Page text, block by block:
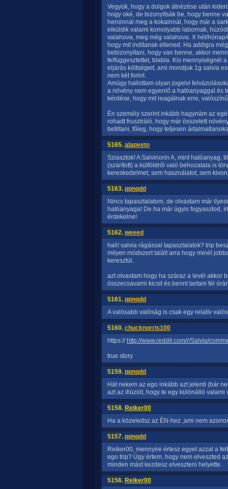
Vegyük, hogy a dolgok átnézése után
hogy oké, de bizonyítsák be, hogy benne
heroinnál meg a kokainnál, hogy már a
elküldik valami komolyabb labornak,
valahova, meg még valahova. X hét/
hogy mit indítanak ellened. Ha addigra
bebizonyítani, hogy van benne, akkor
felfüggesztettet, blabla. Kis mennyiségnél
eljárás költségeit, ami mondjuk 1g salvia
nem két forint.
Amúgy hallottam olyan jogelvi
a növény nem egyenlő a hatóanyaggal és
kérdése, hogy mit reagálnak erre,
Én személy szerint inkább hagynám az
rohadt frusztráló, hogy már összetett
betiltani, főleg, hogy teljesen
5165. alapveto
Sziasztok! A Salvinorin A, mint hatóanyag,
(szárított) a külföldről való behozatala is
kereskedelmet, sem használatot, sem
5163. ppnqdd
Nincs tapasztalatom, de olvastam már
hatóanyaga! De ha már úgyis fogyasztod,
érdekelne!
5162. weeed
hali! salvia rágással tapasztalatok? trip
milyen módszert talált arra hogy minél
keresztül.
azt olvastam hogy ha száraz a levél akkor
összecsavarni kicsit és bennt tartani fél
5161. ppnqdd
A valósabb valóság is csak egy relatív
5160. chucknorris100
https:// http://www.reddit.com/r/Salvia/
true story
5159. ppnqdd
Hát nekem az ego inkább azt jelenti (bár
azt az illúziót, hogy te egy különálló
5158. Reiker00
Ha a közeledsz az ÈN-hez ,ami nem
5157. ppnqdd
Reiker00, mennyire értesz egyet azzal a
ego trip? Úgy értem, hogy nem elveszted
minden mást kezdesz elveszteni helyette.
5156. Reiker00